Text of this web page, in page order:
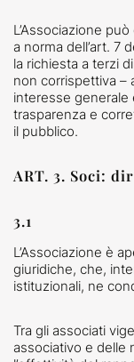
L’Associazione
a norma dell’art. 7
la richiesta a terzi
non corrispettiva –
interesse generale
trasparenza e
il pubblico.
ART. 3. Soci:
3.1
L’Associazione è
giuridiche, che,
istituzionali, ne
Tra gli associati
associativo e delle